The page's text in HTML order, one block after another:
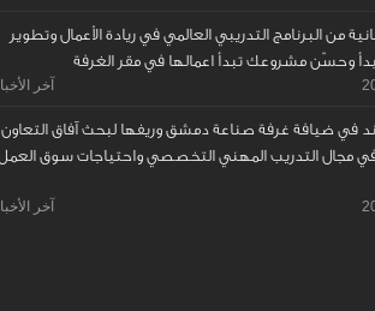
من البرنامج التدريبي العالمي في ريادة الأعمال وتطوير
وحسّن مشروعك تبدأ اعمالها في مقر الغرفة
آخر
في ضيافة غرفة صناعة دمشق وريفها لبحث آفاق التعاون
مجال التدريب المهني التخصصي واحتياجات سوق
آخر